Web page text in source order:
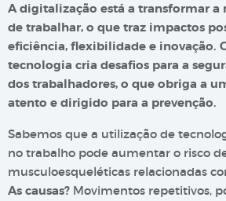
A digitalização está a transformar a
de trabalhar, o que traz impactos
eficiência, flexibilidade e inovação.
tecnologia cria desafios para a
dos trabalhadores, o que obriga a
atento e dirigido para a prevenção.
Sabemos que a utilização de
no trabalho pode aumentar o risco
musculoesqueléticas relacionadas
As causas? Movimentos repetitivos,